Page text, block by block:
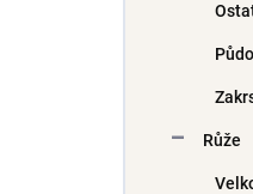
Růže